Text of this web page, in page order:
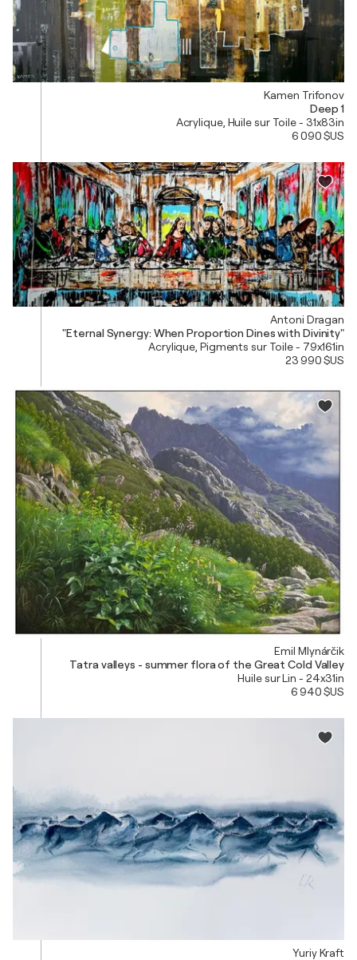
Kamen Trifonov
Deep 1
Acrylique, Huile sur Toile - 31x83in
6 090 $US
Antoni Dragan
"Eternal Synergy: When Proportion Dines with Divinity"
Acrylique, Pigments sur Toile - 79x161in
23 990 $US
Emil Mlynárčik
Tatra valleys - summer flora of the Great Cold Valley
Huile sur Lin - 24x31in
6 940 $US
Yuriy Kraft